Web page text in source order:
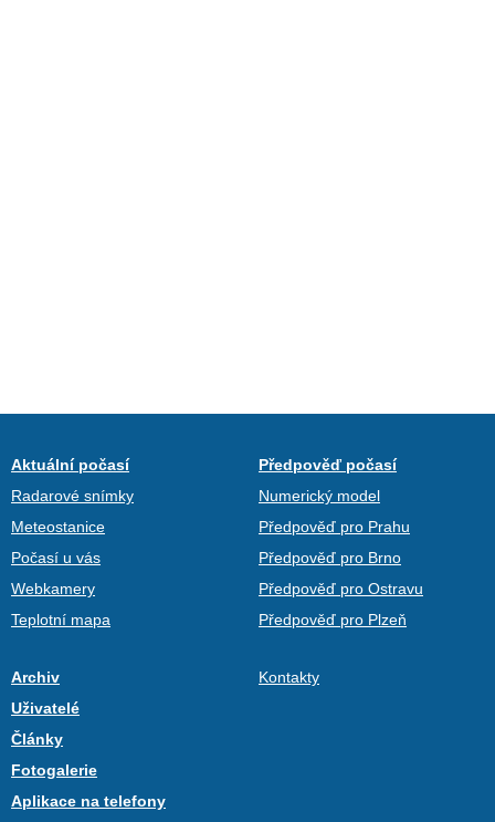
Aktuální počasí
Radarové snímky
Meteostanice
Počasí u vás
Webkamery
Teplotní mapa
Předpověď počasí
Numerický model
Předpověď pro Prahu
Předpověď pro Brno
Předpověď pro Ostravu
Předpověď pro Plzeň
Archiv
Uživatelé
Články
Fotogalerie
Aplikace na telefony
Kontakty